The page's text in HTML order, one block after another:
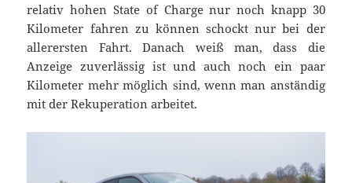
relativ hohen State of Charge nur noch knapp 30
Kilometer fahren zu können schockt nur bei der
allerersten Fahrt. Danach weiß man, dass die
Anzeige zuverlässig ist und auch noch ein paar
Kilometer mehr möglich sind, wenn man anständig
mit der Rekuperation arbeitet.